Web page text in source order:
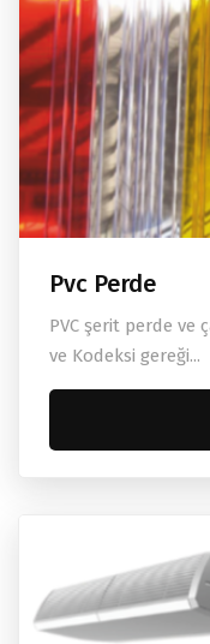
Pvc Perde
PVC şerit perde ve
ve Kodeksi gereği...